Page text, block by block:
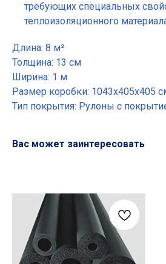
требующих специальных
теплоизоляционного
Длина: 8 м²
Толщина: 13 см
Ширина: 1 м
Размер коробки: 1043х405х405
Тип покрытия: Рулоны с
Вас может заинтересовать
Основные разделы
• Жгут
• Шнур